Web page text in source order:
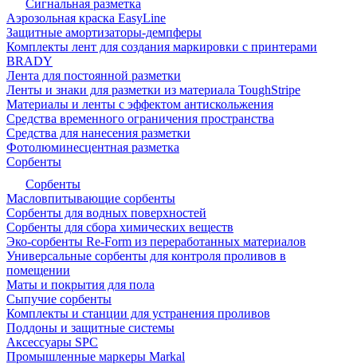
Сигнальная разметка
Аэрозольная краска EasyLine
Защитные амортизаторы-демпферы
Комплекты лент для создания маркировки с принтерами
BRADY
Лента для постоянной разметки
Ленты и знаки для разметки из материала ToughStripe
Материалы и ленты с эффектом антискольжения
Средства временного ограничения пространства
Средства для нанесения разметки
Фотолюминесцентная разметка
Сорбенты
Сорбенты
Масловпитывающие сорбенты
Сорбенты для водных поверхностей
Сорбенты для сбора химических веществ
Эко-сорбенты Re-Form из переработанных материалов
Универсальные сорбенты для контроля проливов в
помещении
Маты и покрытия для пола
Сыпучие сорбенты
Комплекты и станции для устранения проливов
Поддоны и защитные системы
Аксессуары SPC
Промышленные маркеры Markal